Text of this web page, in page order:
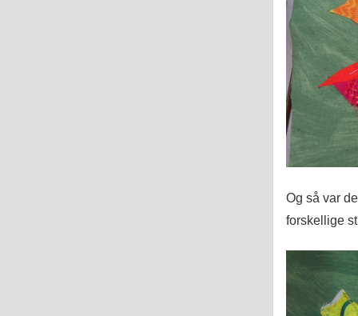
Og så var
forskellige